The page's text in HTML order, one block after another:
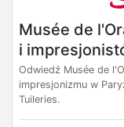
Musée de
i
Odwiedź Musée de
impresjonizmu w
Tuileries.